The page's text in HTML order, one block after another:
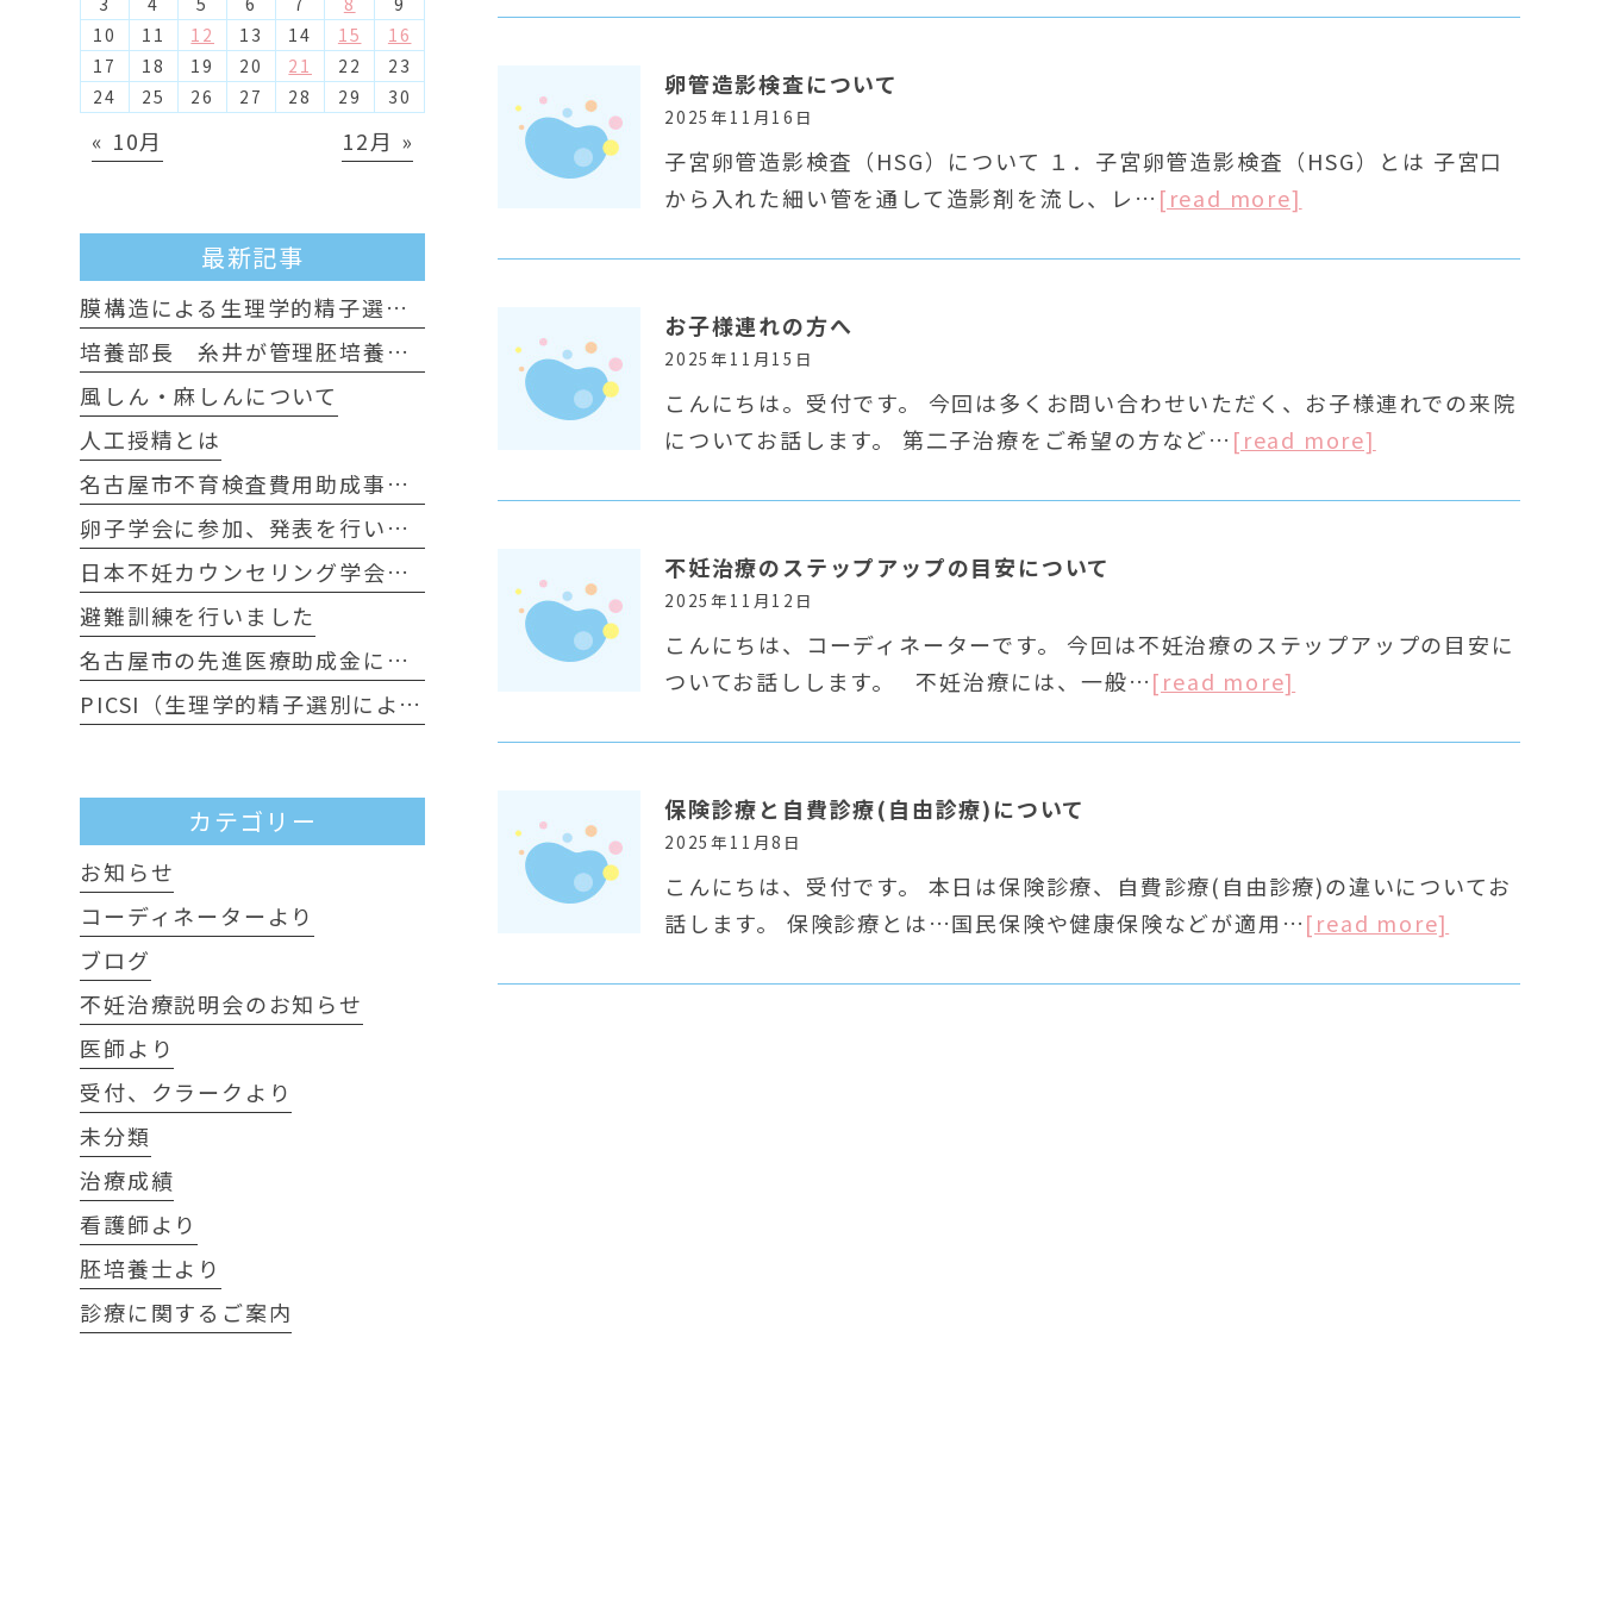
卵管造影検査について
2025年11月16日
子宮卵管造影検査（HSG）について １．子宮卵管造影検査（HSG）とは 子宮口
から入れた細い管を通して造影剤を流し、レ… [read more]
お子様連れの方へ
2025年11月15日
こんにちは。受付です。 今回は多くお問い合わせいただく、お子様連れでの来院
についてお話します。 第二子治療をご希望の方など… [read more]
不妊治療のステップアップの目安について
2025年11月12日
こんにちは、コーディネーターです。 今回は不妊治療のステップアップの目安に
ついてお話しします。 不妊治療には、一般…[read more]
保険診療と自費診療(自由診療)について
2025年11月8日
こんにちは、受付です。 本日は保険診療、自費診療(自由診療)の違いについてお
話します。 保険診療とは…国民保険や健康保険などが適用…[read more]
10
11 12 13 14 15
16
17
18 19 20 21 22
23
24
25 26 27 28 29 30
« 10月 12月 »
最新記事
膜構造による生理学的精子選別について
培養部長 糸井が管理胚培養士試験に認定されました
風しん・麻しんについて
人工授精とは
名古屋市不育検査費用助成事業のお知らせ
卵子学会に参加、発表を行いました。
日本不妊カウンセリング学会に行ってきました
避難訓練を行いました
名古屋市の先進医療助成金について
PICSI（生理学的精子選別による顕微授精）について
カテゴリー
お知らせ
コーディネーターより
ブログ
不妊治療説明会のお知らせ
医師より
受付、クラークより
未分類
治療成績
看護師より
胚培養士より
診療に関するご案内